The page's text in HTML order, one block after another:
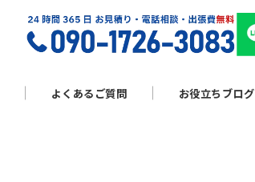
よくあるご質問 お役立ちブログ